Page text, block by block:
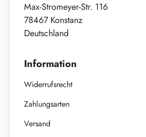
Max-Stromeyer-Str. 116
78467 Konstanz
Deutschland
Information
Widerrufsrecht
Zahlungsarten
Versand